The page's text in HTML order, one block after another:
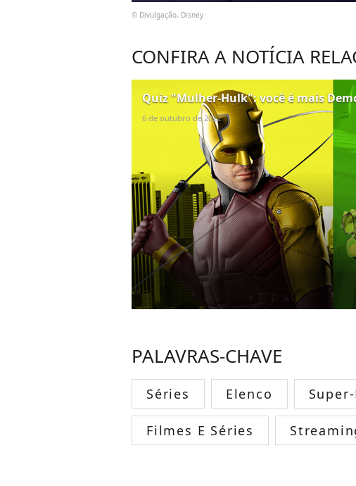
© Divulgação, Disney
CONFIRA A NOTÍCIA
Quiz "Mulher-Hulk": você é mais
6 de outubro de 2022
PALAVRAS-CHAVE
Séries Elenco
Filmes E Séries